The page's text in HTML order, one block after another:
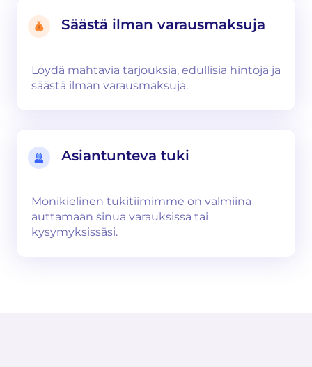
Säästä ilman varausmaksuja
Löydä mahtavia tarjouksia, edullisia hintoja ja
säästä ilman varausmaksuja.
Asiantunteva tuki
Monikielinen tukitiimimme on valmiina
auttamaan sinua varauksissa tai
kysymyksissäsi.